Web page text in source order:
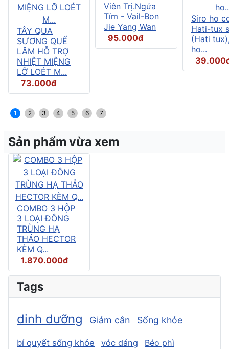
TÂY QUA
SƯƠNG QUẾ
LÂM HỖ TRỢ
NHIỆT MIỆNG
LỠ LOÉT M...
73.000đ
Viên Trị.Ngứa
Tím - Vail-Bon
Jie Yang Wan
95.000đ
Siro ho
Hati-tux
(Hati
ho...
1 2 3 4 5 6 7
Sản phẩm vừa xem
COMBO 3 HỘP
3 LOẠI ĐÔNG
TRÙNG HẠ
THẢO HECTOR
KÈM Q...
1.870.000đ
Tags
dinh dưỡng Giảm cân Sống khỏe
bí quyết sống khỏe vóc dáng Béo phì